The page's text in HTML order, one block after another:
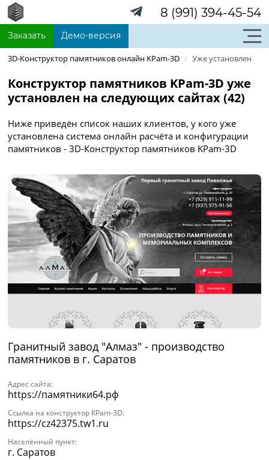
8 (991) 394-45-54
Заказать Демо-версия
3D-Конструктор памятников онлайн KPam-3D / Уже установлен
Конструктор памятников KPam-3D уже
установлен на следующих сайтах (42)
Ниже приведён список наших клиентов, у кого уже
установлена система онлайн расчёта и конфигурации
памятников - 3D-Конструктор памятников KPam-3D
Гранитный завод "Алмаз" - производство
памятников в г. Саратов
Адрес сайта:
https://памятники64.рф
Ссылка на конструктор KPam-3D:
https://cz42375.tw1.ru
Населённый пункт:
г. Саратов